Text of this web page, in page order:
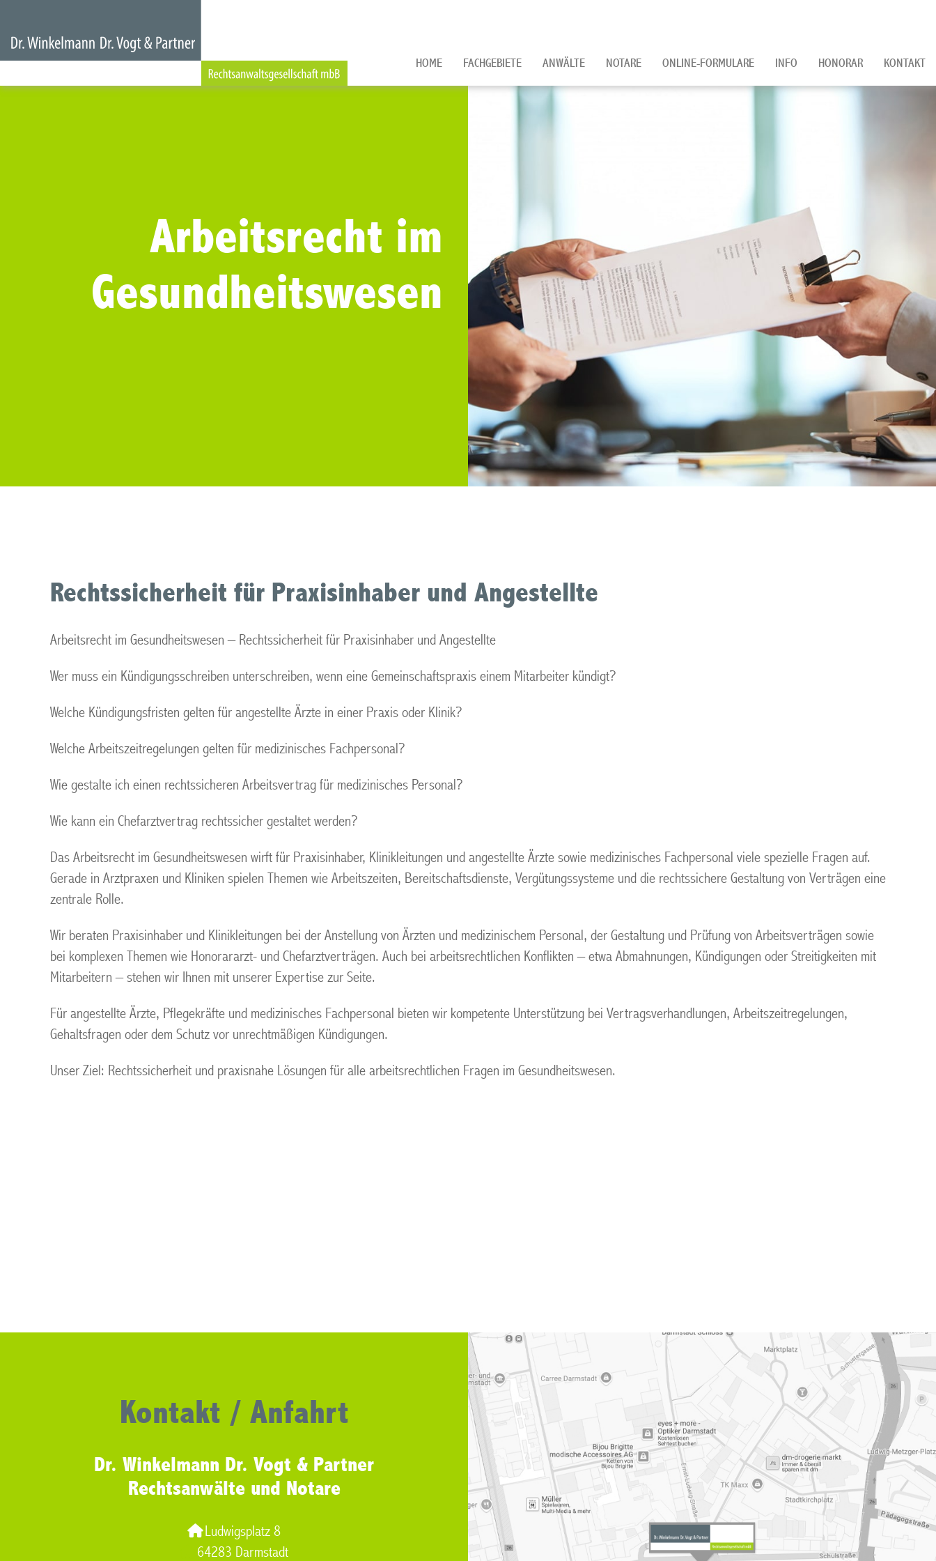
HOME FACHGEBIETE ANWÄLTE NOTARE ONLINE-FORMULARE INFO HONORAR KONTAKT
Arbeitsrecht im
Gesundheitswesen
Rechtssicherheit für Praxisinhaber und Angestellte
Arbeitsrecht im Gesundheitswesen – Rechtssicherheit für Praxisinhaber und Angestellte
Wer muss ein Kündigungsschreiben unterschreiben, wenn eine Gemeinschaftspraxis einem Mitarbeiter kündigt?
Welche Kündigungsfristen gelten für angestellte Ärzte in einer Praxis oder Klinik?
Welche Arbeitszeitregelungen gelten für medizinisches Fachpersonal?
Wie gestalte ich einen rechtssicheren Arbeitsvertrag für medizinisches Personal?
Wie kann ein Chefarztvertrag rechtssicher gestaltet werden?
Das Arbeitsrecht im Gesundheitswesen wirft für Praxisinhaber, Klinikleitungen und angestellte Ärzte sowie medizinisches Fachpersonal viele spezielle Fragen auf.
Gerade in Arztpraxen und Kliniken spielen Themen wie Arbeitszeiten, Bereitschaftsdienste, Vergütungssysteme und die rechtssichere Gestaltung von Verträgen eine
zentrale Rolle.
Wir beraten Praxisinhaber und Klinikleitungen bei der Anstellung von Ärzten und medizinischem Personal, der Gestaltung und Prüfung von Arbeitsverträgen sowie
bei komplexen Themen wie Honorararzt- und Chefarztverträgen. Auch bei arbeitsrechtlichen Konflikten – etwa Abmahnungen, Kündigungen oder Streitigkeiten mit
Mitarbeitern – stehen wir Ihnen mit unserer Expertise zur Seite.
Für angestellte Ärzte, Pflegekräfte und medizinisches Fachpersonal bieten wir kompetente Unterstützung bei Vertragsverhandlungen, Arbeitszeitregelungen,
Gehaltsfragen oder dem Schutz vor unrechtmäßigen Kündigungen.
Unser Ziel: Rechtssicherheit und praxisnahe Lösungen für alle arbeitsrechtlichen Fragen im Gesundheitswesen.
Kontakt / Anfahrt
Dr. Winkelmann Dr. Vogt & Partner
Rechtsanwälte und Notare
Ludwigsplatz 8
64283 Darmstadt